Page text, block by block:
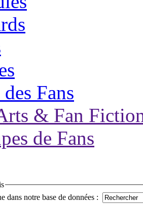
Fans
& Fan
de Fans
dans notre base de données :